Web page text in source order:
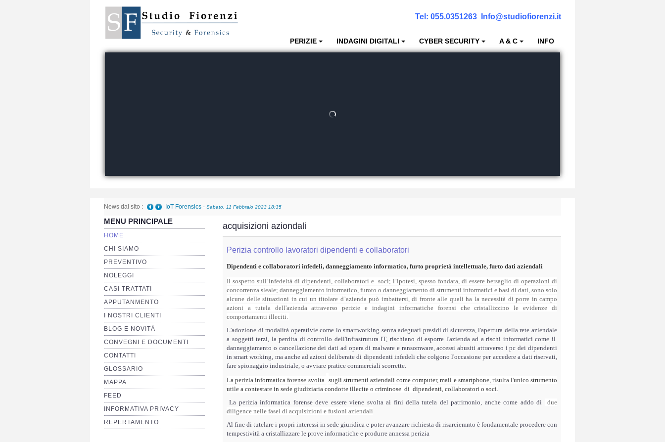
Tel: 055.0351263 Info@studiofiorenzi.it
PERIZIE INDAGINI DIGITALI CYBER SECURITY A & C INFO
News dal sito : IoT Forensics - Sabato, 11 Febbraio 2023 18:35
MENU PRINCIPALE
HOME
CHI SIAMO
PREVENTIVO
NOLEGGI
CASI TRATTATI
APPUTANMENTO
I NOSTRI CLIENTI
BLOG E NOVITÀ
CONVEGNI E DOCUMENTI
CONTATTI
GLOSSARIO
MAPPA
FEED
INFORMATIVA PRIVACY
REPERTAMENTO
acquisizioni aziondali
Perizia controllo lavoratori dipendenti e collaboratori
Dipendenti e collaboratori infedeli, danneggiamento informatico, furto proprietà intellettuale, furto dati aziendali
Il sospetto sull’infedeltà di dipendenti, collaboratori e soci; l’ipotesi, spesso fondata, di essere bersaglio di operazioni di
concorrenza sleale; danneggiamento informatico, furoto o danneggiamento di strumenti informatici e basi di dati, sono solo
alcune delle situazioni in cui un titolare d’azienda può imbattersi, di fronte alle quali ha la necessità di porre in campo
azioni a tutela dell'azienda attraverso perizie e indagini informatiche forensi che cristallizzino le evidenze di
comportamenti illeciti.
L'adozione di modalità operativie come lo smartworking senza adeguati presidi di sicurezza, l'apertura della rete aziendale
a soggetti terzi, la perdita di controllo dell'infrastrutura IT, rischiano di esporre l'azienda ad a rischi informatici come il
danneggiamento o cancellazione dei dati ad opera di malware e ransomware, accessi abusiti attraverso i pc dei dipendenti
in smart working, ma anche ad azioni deliberate di dipendenti infedeli che colgono l'occasione per accedere a dati riservati,
fare spionaggio industriale, o avviare pratice commerciali scorrette.
La perizia informatica forense svolta sugli strumenti aziendali come computer, mail e smartphone, risulta l'unico strumento
utile a contestare in sede giudiziaria condotte illecite o criminose di dipendenti, collaboratori o soci.
La perizia informatica forense deve essere viene svolta ai fini della tutela del patrimonio, anche come addo di
due
diligence nelle fasei di acquisizioni e fusioni aziendali
Al fine di tutelare i propri interessi in sede giuridica e poter avanzare richiesta di risarciemnto è fondamentale procedere con
tempestività a cristallizzare le prove informatiche e produrre annessa perizia